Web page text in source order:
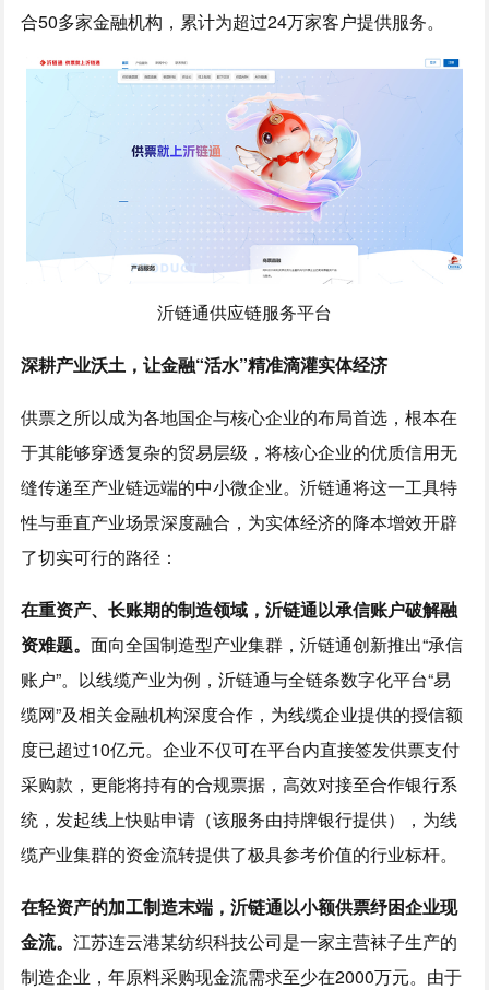
合50多家金融机构，累计为超过24万家客户提供服务。
沂链通供应链服务平台
深耕产业沃土，让金融“活水”精准滴灌实体经济
供票之所以成为各地国企与核心企业的布局首选，根本在
于其能够穿透复杂的贸易层级，将核心企业的优质信用无
缝传递至产业链远端的中小微企业。沂链通将这一工具特
性与垂直产业场景深度融合，为实体经济的降本增效开辟
了切实可行的路径：
在重资产、长账期的制造领域，沂链通以承信账户破解融
资难题。面向全国制造型产业集群，沂链通创新推出“承信
账户”。以线缆产业为例，沂链通与全链条数字化平台“易
缆网”及相关金融机构深度合作，为线缆企业提供的授信额
度已超过10亿元。企业不仅可在平台内直接签发供票支付
采购款，更能将持有的合规票据，高效对接至合作银行系
统，发起线上快贴申请（该服务由持牌银行提供），为线
缆产业集群的资金流转提供了极具参考价值的行业标杆。
在轻资产的加工制造末端，沂链通以小额供票纾困企业现
金流。江苏连云港某纺织科技公司是一家主营袜子生产的
制造企业，年原料采购现金流需求至少在2000万元。由于